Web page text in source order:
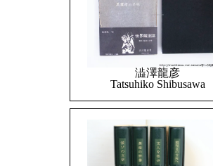
澁澤龍彦
Tatsuhiko Shibusawa